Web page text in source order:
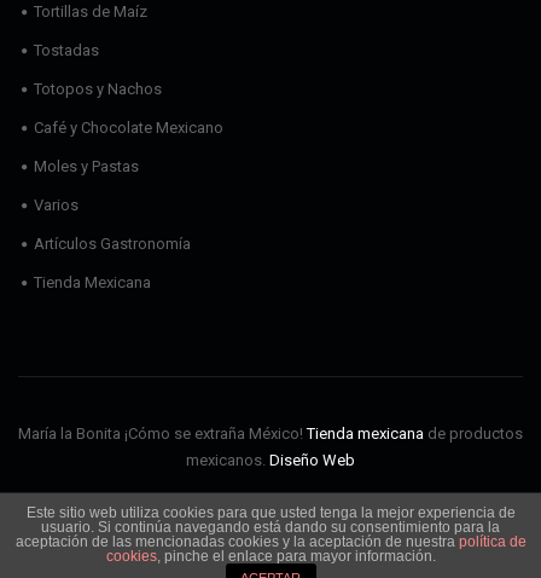
Este sitio web utiliza cookies para que usted tenga la mejor experiencia de
usuario. Si continúa navegando está dando su consentimiento para la
aceptación de las mencionadas cookies y la aceptación de nuestra política de
cookies, pinche el enlace para mayor información.
Tortillas de Maíz
Tostadas
Totopos y Nachos
Café y Chocolate Mexicano
Moles y Pastas
Varios
Artículos Gastronomía
Tienda Mexicana
María la Bonita ¡Cómo se extraña México!Tienda mexicana de productos
mexicanos. Diseño Web
Envíos Aviso Legal Política de cookies
Política de privacidad
Condiciones de Uso